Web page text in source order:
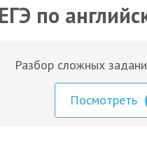
по
Разбор сложных
Посмотреть